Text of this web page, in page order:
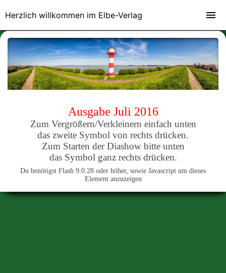
Ausgabe Juli 2016
Zum Vergrößern/Verkleinern einfach unten
das zweite Symbol von rechts drücken.
Zum Starten der Diashow bitte unten
das Symbol ganz rechts drücken.
Du benötigst Flash 9.0.28 oder höher, sowie Javascript um dieses
Element anzuzeigen
Herzlich willkommen im Elbe-Verlag